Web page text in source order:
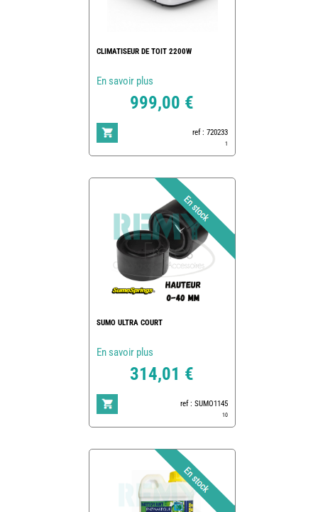
CLIMATISEUR DE TOIT 2200W
En savoir plus
999,00 €
ref : 720233
1
SUMO ULTRA COURT
En savoir plus
314,01 €
ref : SUMO1145
10